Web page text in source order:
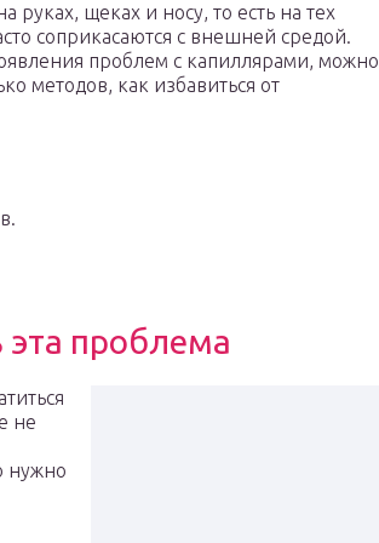
щеках и носу, то есть на тех
соприкасаются с внешней средой.
проблем с капиллярами, можно
методов, как избавиться от
эта проблема
не
нужно